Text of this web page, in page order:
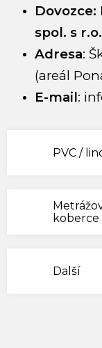
Dovozce:
spol. s r.o.
Adresa:
(areál
E-mail:
PVC /
koberce
Další